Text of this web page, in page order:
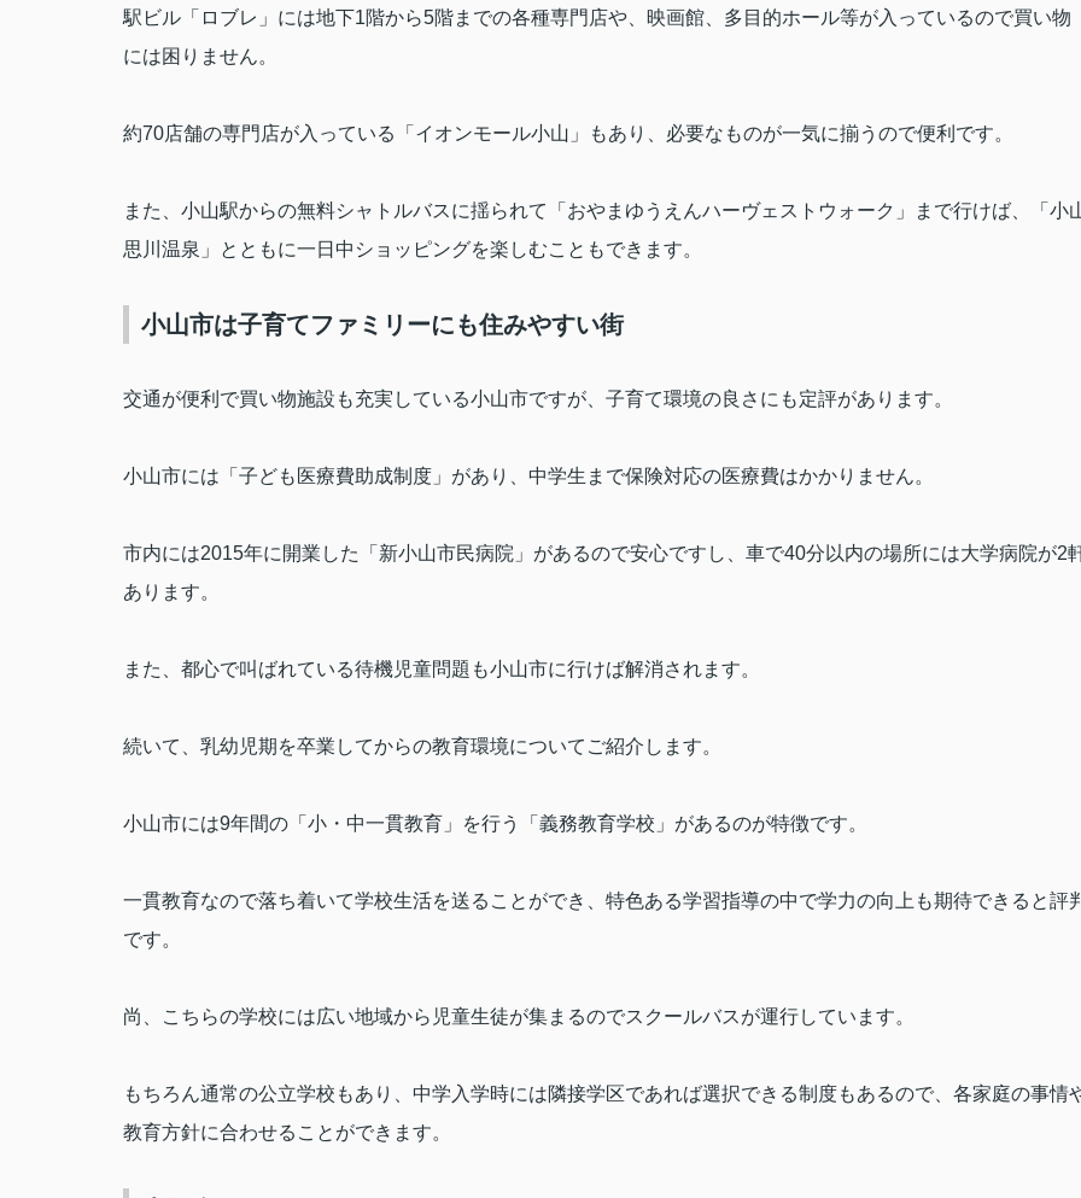
駅ビル「ロブレ」には地下1階から5階までの各種専門店や、映画館、多目的ホール等が入っているので買い物
には困りません。
約70店舗の専門店が入っている「イオンモール小山」もあり、必要なものが一気に揃うので便利です。
また、小山駅からの無料シャトルバスに揺られて「おやまゆうえんハーヴェストウォーク」まで行けば、「小
思川温泉」とともに一日中ショッピングを楽しむこともできます。
小山市は子育てファミリーにも住みやすい街
交通が便利で買い物施設も充実している小山市ですが、子育て環境の良さにも定評があります。
小山市には「子ども医療費助成制度」があり、中学生まで保険対応の医療費はかかりません。
市内には2015年に開業した「新小山市民病院」があるので安心ですし、車で40分以内の場所には大学病院が2
あります。
また、都心で叫ばれている待機児童問題も小山市に行けば解消されます。
続いて、乳幼児期を卒業してからの教育環境についてご紹介します。
小山市には9年間の「小・中一貫教育」を行う「義務教育学校」があるのが特徴です。
一貫教育なので落ち着いて学校生活を送ることができ、特色ある学習指導の中で学力の向上も期待できると評
です。
尚、こちらの学校には広い地域から児童生徒が集まるのでスクールバスが運行しています。
もちろん通常の公立学校もあり、中学入学時には隣接学区であれば選択できる制度もあるので、各家庭の事情
教育方針に合わせることができます。